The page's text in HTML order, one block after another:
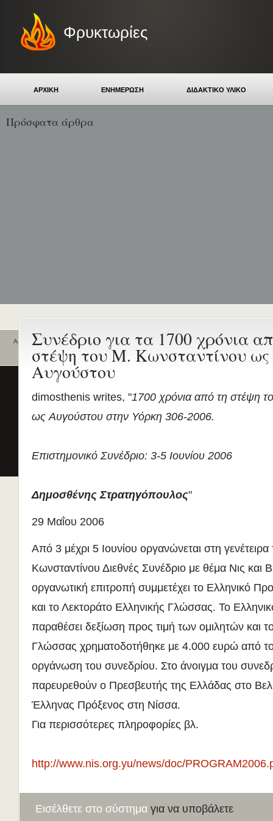
Φρυκτωρίες
ΑΡΧΙΚΗ ΕΝΗΜΕΡΩΣΗ ΔΙΔΑΚΤΙΚΟ ΥΛΙΚΟ
Πρόσφατα άρθρα
Συνέδριο για τα 1700 χρόνια
στέψη του Μ. Κωνσταντίνου ως
Aυγούστου
dimosthenis writes, "1700 χρόνια από τη στέψη
ως Aυγούστου στην Υόρκη 306-2006.
Επιστημονικό Συνέδριο: 3-5 Ιουνίου 2006
Δημοσθένης Στρατηγόπουλος"
29 Μαΐου 2006
Από 3 μέχρι 5 Ιουνίου οργανώνεται στη
Κωνσταντίνου Διεθνές Συνέδριο με θέμα Νις και
οργανωτική επιτροπή συμμετέχει το Ελληνικό
και το Λεκτοράτο Ελληνικής Γλώσσας. Το
παραθέσει δεξίωση προς τιμή των ομιλητών και
Γλώσσας χρηματοδοτήθηκε με 4.000 ευρώ από
οργάνωση του συνεδρίου. Στο άνοιγμα του
παρευρεθούν ο Πρεσβευτής της Ελλάδας στο
Έλληνας Πρόξενος στη Νίσσα.
Για περισσότερες πληροφορίες βλ.
http://www.nis.org.yu/news/doc/
Εισέλθετε στο σύστημα για να υποβάλετε
Αρχική
Ποιοι είναι εδώ
Είναι εδώ αυτή τη στιγμή0 χρήστες
Ενεργά θέματα
Δεύτερης/Ξένης Γλώσσας
(Εξ Αποστάσεως) από το Παν/
το πιστοποιητικό επιπέδου Γ2
Εδώ Πολυτεχνείο!